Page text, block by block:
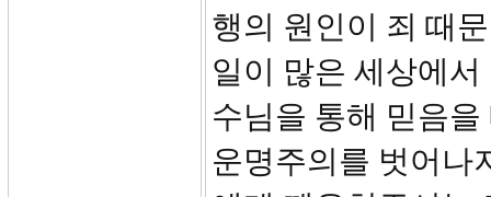
행의 원인이 죄 때
일이 많은 세상에
수님을 통해 믿음
운명주의를 벗어나